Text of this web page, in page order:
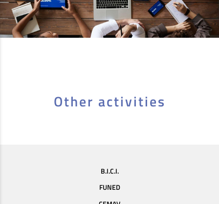
Other activities
B.I.C.I.
FUNED